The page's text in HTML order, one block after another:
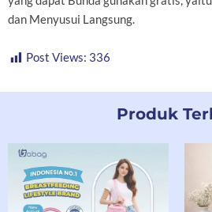
dan Menyusui Langsung.
Post Views: 336
Produk